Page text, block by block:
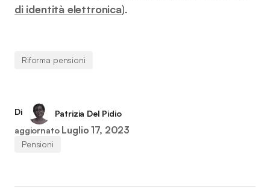
di identità elettronica).
Riforma pensioni
Di
Patrizia Del Pidio
aggiornato Luglio 17, 2023
Pensioni